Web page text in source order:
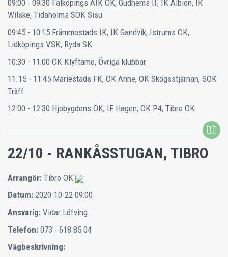
09:00 - 09:30 Falköpings AIK OK, Gudhems IF, IK Albion, IK
Wilske, Tidaholms SOK Sisu
09:45 - 10:15 Främmestads IK, IK Gandvik, Istrums OK,
Lidköpings VSK, Ryda SK
10:30 - 11:00 OK Klyftamo, Övriga klubbar
11.15 - 11:45 Mariestads FK, OK Anne, OK Skogsstjärnan, SOK
Träff
12:00 - 12:30 Hjobygdens OK, IF Hagen, OK P4, Tibro OK
22/10 - RANKÅSSTUGAN, TIBRO
Arrangör: Tibro OK
Datum: 2020-10-22 09:00
Ansvarig: Vidar Löfving
Telefon: 073 - 618 85 04
Vägbeskrivning: